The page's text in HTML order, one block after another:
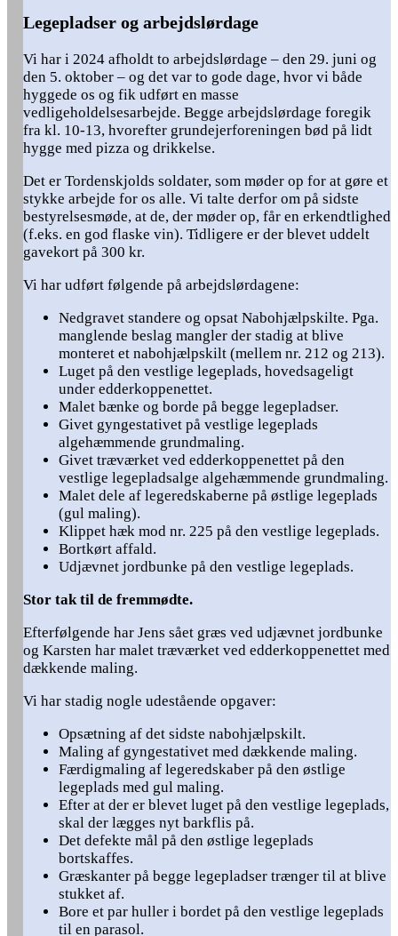
Legepladser og arbejdslørdage
Vi har i 2024 afholdt to arbejdslørdage – den 29. juni og
den 5. oktober – og det var to gode dage, hvor vi både
hyggede os og fik udført en masse
vedligeholdelsesarbejde. Begge arbejdslørdage foregik
fra kl. 10-13, hvorefter grundejerforeningen bød på lidt
hygge med pizza og drikkelse.
Det er Tordenskjolds soldater, som møder op for at gøre et
stykke arbejde for os alle. Vi talte derfor om på sidste
bestyrelsesmøde, at de, der møder op, får en erkendtlighed
(f.eks. en god flaske vin). Tidligere er der blevet uddelt
gavekort på 300 kr.
Vi har udført følgende på arbejdslørdagene:
Nedgravet standere og opsat Nabohjælpskilte. Pga.
manglende beslag mangler der stadig at blive
monteret et nabohjælpskilt (mellem nr. 212 og 213).
Luget på den vestlige legeplads, hovedsageligt
under edderkoppenettet.
Malet bænke og borde på begge legepladser.
Givet gyngestativet på vestlige legeplads
algehæmmende grundmaling.
Givet træværket ved edderkoppenettet på den
vestlige legepladsalge algehæmmende grundmaling.
Malet dele af legeredskaberne på østlige legeplads
(gul maling).
Klippet hæk mod nr. 225 på den vestlige legeplads.
Bortkørt affald.
Udjævnet jordbunke på den vestlige legeplads.
Stor tak til de fremmødte.
Efterfølgende har Jens sået græs ved udjævnet jordbunke
og Karsten har malet træværket ved edderkoppenettet med
dækkende maling.
Vi har stadig nogle udestående opgaver:
Opsætning af det sidste nabohjælpskilt.
Maling af gyngestativet med dækkende maling.
Færdigmaling af legeredskaber på den østlige
legeplads med gul maling.
Efter at der er blevet luget på den vestlige legeplads,
skal der lægges nyt barkflis på.
Det defekte mål på den østlige legeplads
bortskaffes.
Græskanter på begge legepladser trænger til at blive
stukket af.
Bore et par huller i bordet på den vestlige legeplads
til en parasol.